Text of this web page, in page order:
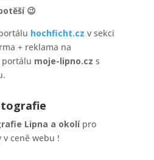
😉
hochficht.cz v sekci
+ reklama na
portálu moje-lipno.cz s
Lipna a okolípro
ceně webu !